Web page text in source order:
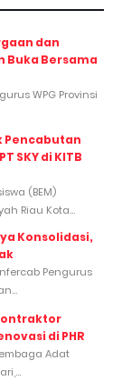
dan
Buka Bersama
WPG Provinsi
Pencabutan
SKY di KITB
(BEM)
Riau Kota...
Konsolidasi,
Pengurus
di PHR
Adat